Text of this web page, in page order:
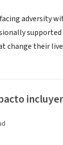
adversity
change their